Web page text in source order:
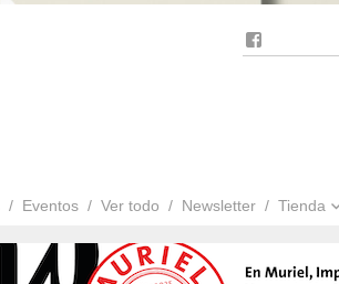
Eventos Ver todo Newsletter Tienda